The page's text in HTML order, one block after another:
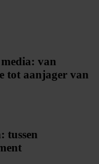
van
tot aanjager van
tussen